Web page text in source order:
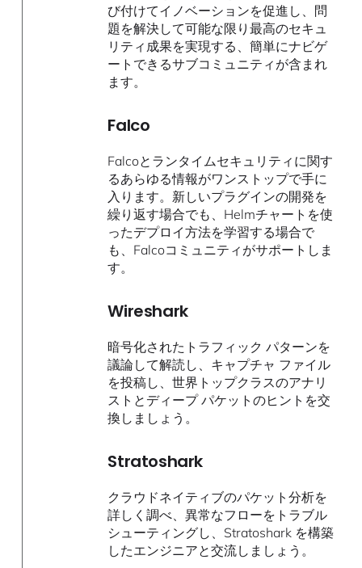
び付けてイノベーションを促進し、問
題を解決して可能な限り最高のセキュ
リティ成果を実現する、簡単にナビゲ
ートできるサブコミュニティが含まれ
ます。
Falco
Falcoとランタイムセキュリティに関す
るあらゆる情報がワンストップで手に
入ります。新しいプラグインの開発を
繰り返す場合でも、Helmチャートを使
ったデプロイ方法を学習する場合で
も、Falcoコミュニティがサポートしま
す。
Wireshark
暗号化されたトラフィック パターンを
議論して解読し、キャプチャ ファイル
を投稿し、世界トップクラスのアナリ
ストとディープ パケットのヒントを交
換しましょう。
Stratoshark
クラウドネイティブのパケット分析を
詳しく調べ、異常なフローをトラブル
シューティングし、Stratoshark を構築
したエンジニアと交流しましょう。